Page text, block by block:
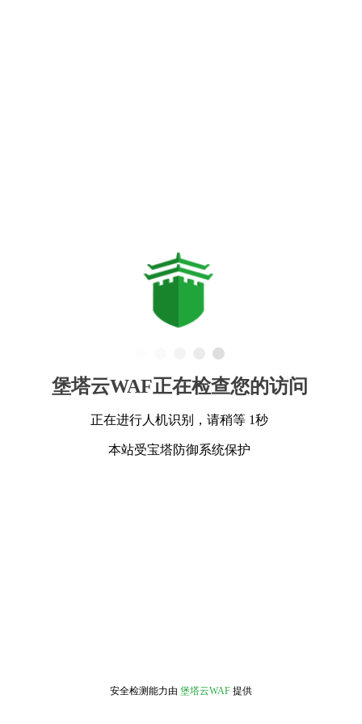
堡塔云WAF正在检查您的访问
正在进行人机识别，请稍等 1秒
本站受宝塔防御系统保护
安全检测能力由 堡塔云WAF 提供